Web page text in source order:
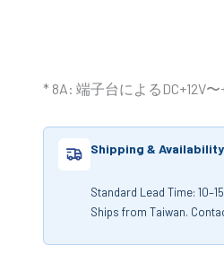
* 8A: 端子台によるDC+12V
Shipping & Availability
Standard Lead Time:
Ships from Taiwan.